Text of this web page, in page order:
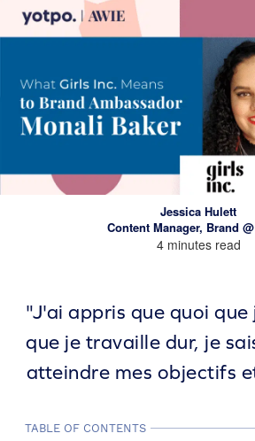
Jessica Hulett
Content Manager, Brand
4 minutes read
"J'ai appris que quoi
que je travaille dur, je
atteindre mes objectifs
TABLE OF CONTENTS